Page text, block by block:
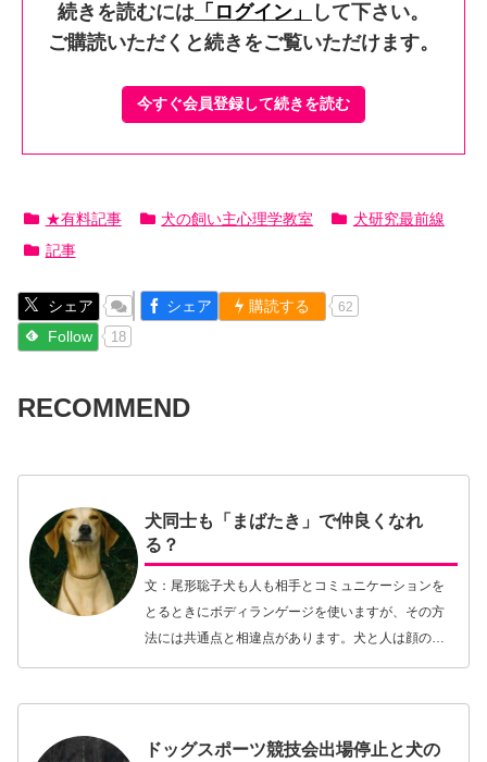
続きを読むには 「ログイン」
して下さい。
ご購読いただくと続きをご覧いただけます。
今すぐ会員登録して続きを読む
★有料記事 犬の飼い主心理学教室
犬研究最前線
記事
シェア シェア 購読する 62
Follow 18
RECOMMEND
犬同士も「まばたき」で仲良くなれ
る？
文：尾形聡子犬も人も相手とコミュニケーションを
とるときにボディランゲージを使いますが、その方
法には共通点と相違点があります。犬と人は顔の形
が違うため、表情の使い方は異なるものの、顔の表
ドッグスポーツ競技会出場停止と犬の